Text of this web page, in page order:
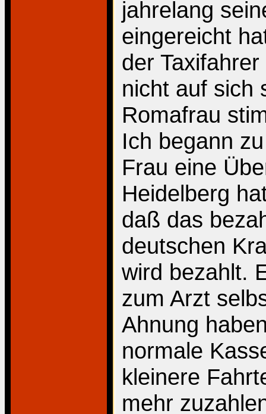
jahrelang
eingereicht
der
nicht auf sich
Romafrau
Ich begann
Frau eine
Heidelberg
daß das
deutschen
wird bezahlt.
zum Arzt
Ahnung
normale
kleinere
mehr